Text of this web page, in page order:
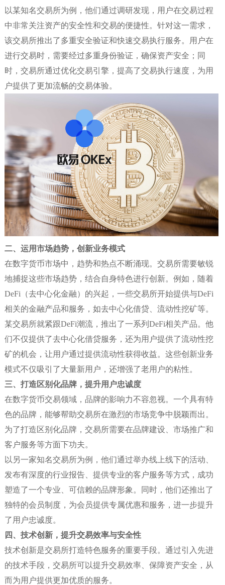
以某知名交易所为例，他们通过调研发现，用户在交易过程
中非常关注资产的安全性和交易的便捷性。针对这一需求，
该交易所推出了多重安全验证和快速交易执行服务。用户在
进行交易时，需要经过多重身份验证，确保资产安全；同
时，交易所通过优化交易引擎，提高了交易执行速度，为用
户提供了更加流畅的交易体验。
二、运用市场趋势，创新业务模式
在数字货币市场中，趋势和热点不断涌现。交易所需要敏锐
地捕捉这些市场趋势，结合自身特色进行创新。例如，随着
DeFi（去中心化金融）的兴起，一些交易所开始提供与DeFi
相关的金融产品和服务，如去中心化借贷、流动性挖矿等。
某交易所就紧跟DeFi潮流，推出了一系列DeFi相关产品。他
们不仅提供了去中心化借贷服务，还为用户提供了流动性挖
矿的机会，让用户通过提供流动性获得收益。这些创新业务
模式不仅吸引了大量新用户，还增强了老用户的粘性。
三、打造区别化品牌，提升用户忠诚度
在数字货币交易领域，品牌的影响力不容忽视。一个具有特
色的品牌，能够帮助交易所在激烈的市场竞争中脱颖而出。
为了打造区别化品牌，交易所需要在品牌建设、市场推广和
客户服务等方面下功夫。
以另一家知名交易所为例，他们通过举办线上线下的活动、
发布有深度的行业报告、提供专业的客户服务等方式，成功
塑造了一个专业、可信赖的品牌形象。同时，他们还推出了
独特的会员制度，为会员提供专属优惠和服务，进一步提升
了用户忠诚度。
四、技术创新，提升交易效率与安全性
技术创新是交易所打造特色服务的重要手段。通过引入先进
的技术手段，交易所可以提升交易效率、保障资产安全，从
而为用户提供更加优质的服务。